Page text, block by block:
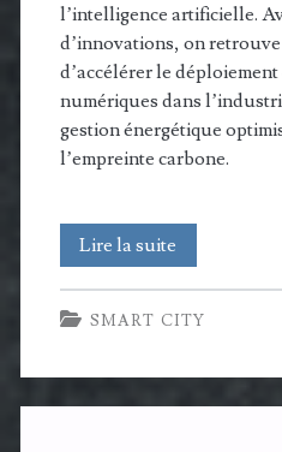
l’intelligence artificielle.
d’innovations, on
d’accélérer le
numériques dans
gestion énergétique
l’empreinte carbone.
Lire la suite
signe
un
partenariat
SMART CITY